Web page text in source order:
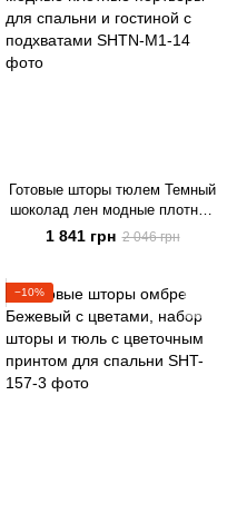
Готовые шторы тюлем Темный
шоколад лен модные плотные
портьеры для спальни и
гостиной с подхватами
1 841 грн 2 046 грн
−10%